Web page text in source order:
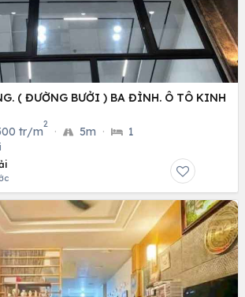
( ĐƯỜNG BƯỞI ) BA ĐÌNH. Ô TÔ KINH
tr/m
2
· 5m · 1